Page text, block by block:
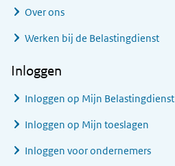
Over ons
Werken bij de Belastingdienst
Inloggen
Inloggen op Mijn Belastingdienst
Inloggen op Mijn toeslagen
Inloggen voor ondernemers